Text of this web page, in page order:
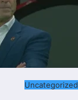
Uncategorized